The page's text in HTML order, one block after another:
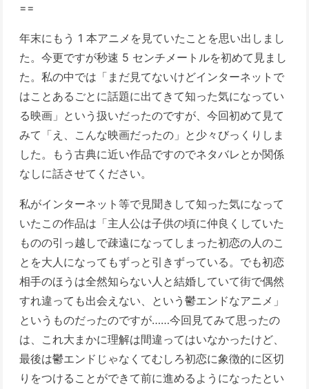
==
年末にもう 1 本アニメを見ていたことを思い出しまし
た。今更ですが秒速 5 センチメートルを初めて見まし
た。私の中では「まだ見てないけどインターネットで
はことあるごとに話題に出てきて知った気になってい
る映画」という扱いだったのですが、今回初めて見て
みて「え、こんな映画だったの」と少々びっくりしま
した。もう古典に近い作品ですのでネタバレとか関係
なしに話させてください。
私がインターネット等で見聞きして知った気になって
いたこの作品は「主人公は子供の頃に仲良くしていた
ものの引っ越しで疎遠になってしまった初恋の人のこ
とを大人になってもずっと引きずっている。でも初恋
相手のほうは全然知らない人と結婚していて街で偶然
すれ違っても出会えない、という鬱エンドなアニメ」
というものだったのですが……今回見てみて思ったの
は、これ大まかに理解は間違ってはいなかったけど、
最後は鬱エンドじゃなくてむしろ初恋に象徴的に区切
りをつけることができて前に進めるようになったとい